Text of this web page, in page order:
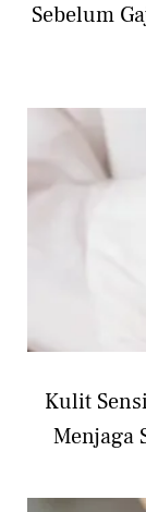
Sebelum
Kulit
Menjaga